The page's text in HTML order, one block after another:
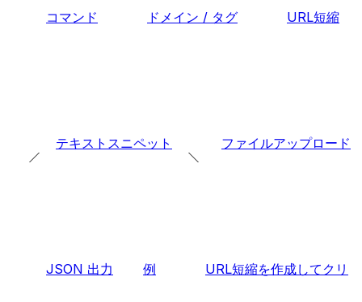
コマンド ドメイン / タグ URL短縮
テキストスニペット ファイルアップロード
JSON 出力 例 URL短縮を作成してクリ